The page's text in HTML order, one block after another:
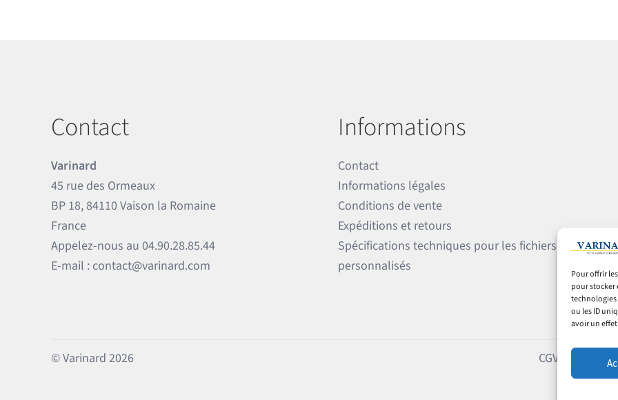
Pour offrir
pour stocker
ou les ID
avoir un
Contact
Varinard
45 rue des Ormeaux
BP 18, 84110 Vaison la Romaine
France
Appelez-nous au 04.90.28.85.44
E-mail : contact@varinard.com
Informations
Contact
Informations légales
Conditions de vente
Expéditions et retours
Spécifications techniques pour les fichiers
personnalisés
© Varinard 2026 CGV